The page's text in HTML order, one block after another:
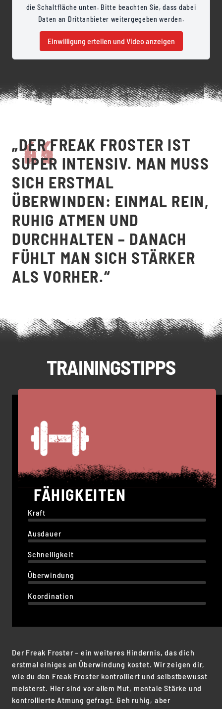
die Schaltfläche unten. Bitte beachten Sie, dass dabei
Daten an Drittanbieter weitergegeben werden.
Einwilligung erteilen und Video anzeigen
„DER FREAK FROSTER IST
SUPER INTENSIV. MAN MUSS
SICH ERSTMAL
ÜBERWINDEN: EINMAL REIN,
RUHIG ATMEN UND
DURCHHALTEN – DANACH
FÜHLT MAN SICH STÄRKER
ALS VORHER.“
TRAININGSTIPPS
FÄHIGKEITEN
Kraft
Ausdauer
Schnelligkeit
Überwindung
Koordination
Der Freak Froster – ein weiteres Hindernis, das dich
erstmal einiges an Überwindung kostet. Wir zeigen dir,
wie du den Freak Froster kontrolliert und selbstbewusst
meisterst. Hier sind vor allem Mut, mentale Stärke und
kontrollierte Atmung gefragt. Geh ruhig, aber